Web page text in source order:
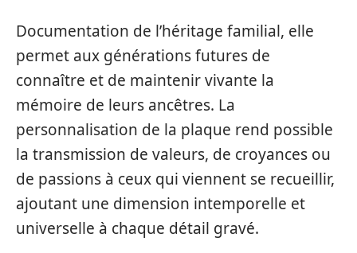
Documentation de l’héritage familial, elle
permet aux générations futures de
connaître et de maintenir vivante la
mémoire de leurs ancêtres. La
personnalisation de la plaque rend possible
la transmission de valeurs, de croyances ou
de passions à ceux qui viennent se recueillir,
ajoutant une dimension intemporelle et
universelle à chaque détail gravé.